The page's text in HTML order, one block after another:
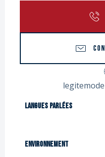
Langues parlées
Langues parlées
Environnement
Environnement